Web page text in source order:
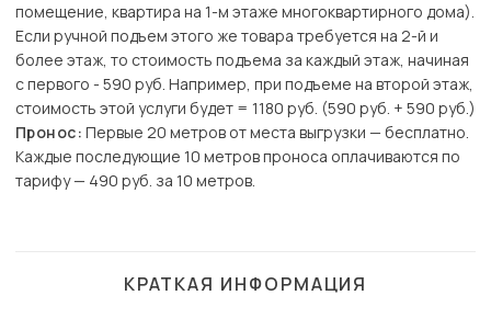
помещение, квартира на 1-м этаже многоквартирного дома).
Если ручной подъем этого же товара требуется на 2-й и
более этаж, то стоимость подъема за каждый этаж, начиная
с первого - 590 руб. Например, при подъеме на второй этаж,
стоимость этой услуги будет = 1180 руб. (590 руб. + 590 руб.)
Пронос: Первые 20 метров от места выгрузки — бесплатно.
Каждые последующие 10 метров проноса оплачиваются по
тарифу — 490 руб. за 10 метров.
КРАТКАЯ ИНФОРМАЦИЯ